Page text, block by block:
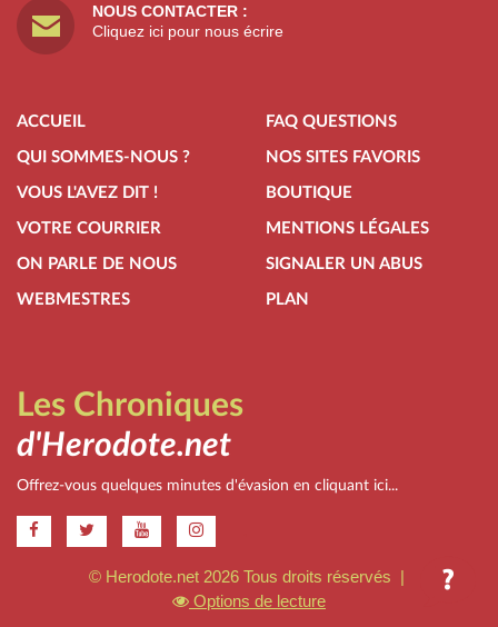
NOUS CONTACTER :
Cliquez ici pour nous écrire
ACCUEIL
QUI SOMMES-NOUS ?
VOUS L'AVEZ DIT !
VOTRE COURRIER
ON PARLE DE NOUS
WEBMESTRES
FAQ QUESTIONS
NOS SITES FAVORIS
BOUTIQUE
MENTIONS LÉGALES
SIGNALER UN ABUS
PLAN
Les Chroniques
d'Herodote.net
Offrez-vous quelques minutes d'évasion en cliquant ici...
© Herodote.net 2026 Tous droits réservés |
Options de lecture